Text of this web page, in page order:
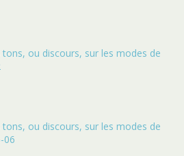
ou discours, sur les modes de
ou discours, sur les modes de
06